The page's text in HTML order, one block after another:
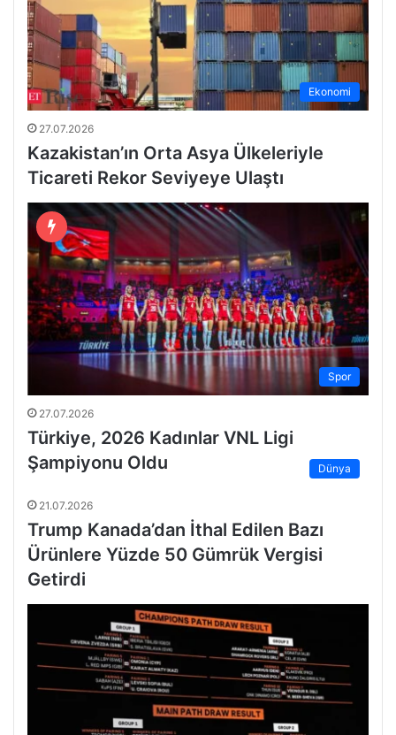
Ekonomi
27.07.2026
Kazakistan’ın Orta Asya Ülkeleriyle
Ticareti Rekor Seviyeye Ulaştı
Spor
27.07.2026
Türkiye, 2026 Kadınlar VNL Ligi
Şampiyonu Oldu
Dünya
21.07.2026
Trump Kanada’dan İthal Edilen Bazı
Ürünlere Yüzde 50 Gümrük Vergisi
Getirdi